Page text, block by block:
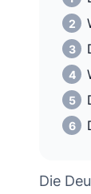
Die